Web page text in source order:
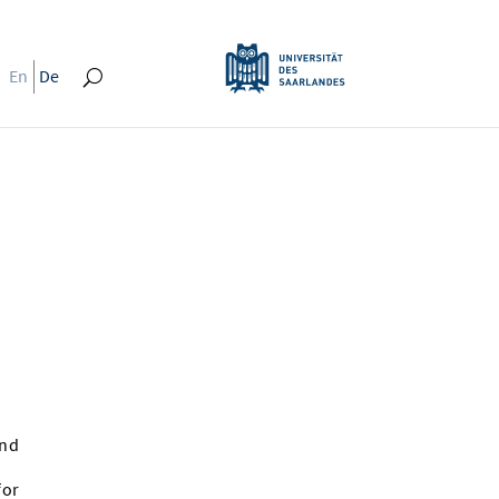
En De